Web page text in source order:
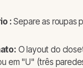
:Separe as roupas
O layout do
em "U" (três